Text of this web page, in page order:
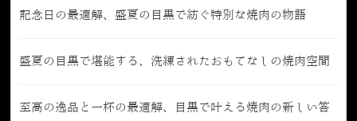
記念日の最適解、盛夏の目黒で紡ぐ特別な焼肉の物語
盛夏の目黒で堪能する、洗練されたおもてなしの焼肉空間
至高の逸品と一杯の最適解、目黒で叶える焼肉の新しい答